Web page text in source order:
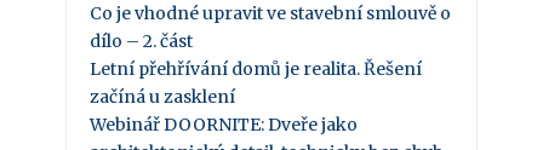
Co je vhodné upravit ve stavební smlouvě o
dílo – 2. část
Letní přehřívání domů je realita. Řešení
začíná u zasklení
Webinář DOORNITE: Dveře jako